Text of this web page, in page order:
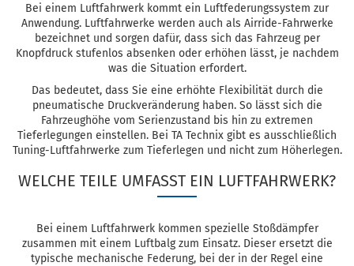
Bei einem Luftfahrwerk kommt ein Luftfederungssystem zur
Anwendung. Luftfahrwerke werden auch als Airride-Fahrwerke
bezeichnet und sorgen dafür, dass sich das Fahrzeug per
Knopfdruck stufenlos absenken oder erhöhen lässt, je nachdem
was die Situation erfordert.
Das bedeutet, dass Sie eine erhöhte Flexibilität durch die
pneumatische Druckveränderung haben. So lässt sich die
Fahrzeughöhe vom Serienzustand bis hin zu extremen
Tieferlegungen einstellen. Bei TA Technix gibt es ausschließlich
Tuning-Luftfahrwerke zum Tieferlegen und nicht zum Höherlegen.
WELCHE TEILE UMFASST EIN LUFTFAHRWERK?
Bei einem Luftfahrwerk kommen spezielle Stoßdämpfer
zusammen mit einem Luftbalg zum Einsatz. Dieser ersetzt die
typische mechanische Federung, bei der in der Regel eine